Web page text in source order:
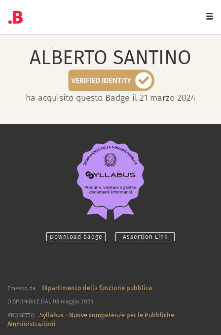
ALBERTO SANTINO
ha acquisito questo Badge il 21 marzo 2024
Download badge Assertion Link
Emesso da Dipartimento della funzione pubblica
DISPONIBILE DAL 08 maggio 2023
PROGETTO
Syllabus - Nuove competenze per le Pubbliche
Amministrazioni